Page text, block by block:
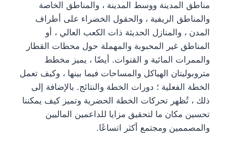
مناطق المدينة ووسط المدينة ، والمناطق الخاصة
والمناطق الريفية ، والحقول الخضراء على أطراف
المدن ، والمنازل الحديثة ذات الكعب العالي ، أو
المناطق غير المحبوبة والمهملة حول محطات القطار
والممرات المائية و القنوات. أيضًا ، يميز مخطط
متروبوليتان الهياكل والمساحات فيما بينها ، وكيف تعمل
الخطة الفعلية ؛ دورات الخطة والنتائج. بالإضافة إلى
ذلك ، تُظهر تحركات الخطة الحضرية وتميز كيف يمكننا
تحسين مكان ما لتحقيق مزايا للداعمين الماليين
والمصممين ومجتمع أكثر اتساعًا.